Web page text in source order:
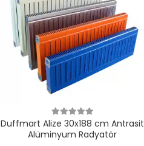
Duffmart Alize 30x188 cm Antrasit
Alüminyum Radyatör